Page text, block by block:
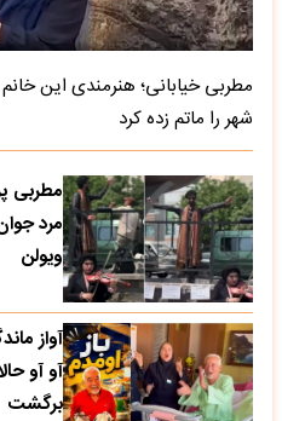
مطربی خیابانی؛ هنرمندی این خانم
شهر را ماتم زده کرد
مطربی
مرد
ویولن
آواز
آو آو
برگشت